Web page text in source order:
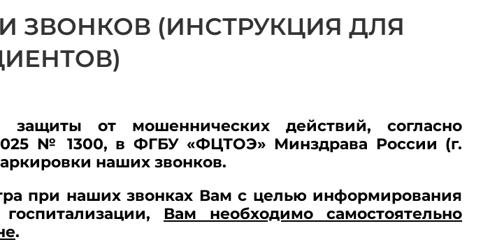
ЗВОНКОВ (ИНСТРУКЦИЯ ДЛЯ
от мошеннических действий, согласно
№ 1300, в ФГБУ «ФЦТОЭ» Минздрава России (г.
наших звонков.
при наших звонках Вам с целью информирования
Вам необходимо самостоятельно
.